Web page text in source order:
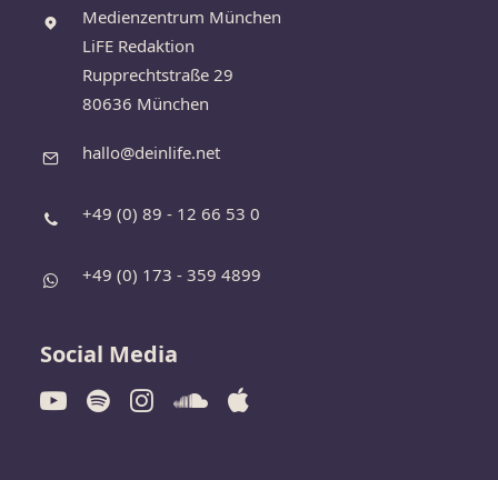
Medienzentrum München
LiFE Redaktion
Rupprechtstraße 29
80636 München
hallo@deinlife.net
+49 (0) 89 - 12 66 53 0
+49 (0) 173 - 359 4899
Social Media